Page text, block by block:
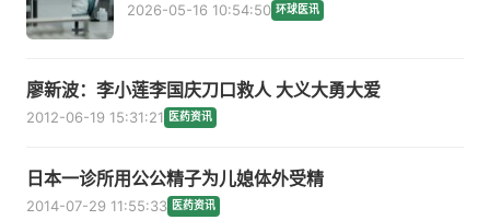
2026-05-16 10:54:50 环球医讯
廖新波：李小莲李国庆刀口救人 大义大勇大爱
2012-06-19 15:31:21 医药资讯
日本一诊所用公公精子为儿媳体外受精
2014-07-29 11:55:33 医药资讯